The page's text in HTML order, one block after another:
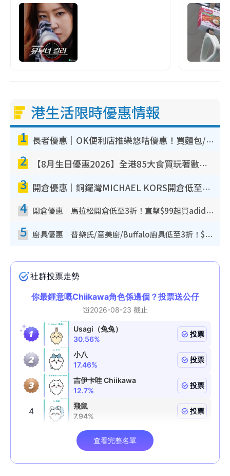
港生活限時優惠情報
1 長者優惠｜OK便利店推樂悠咭優惠！買麵包/牛奶/保健品拍卡即減
2 【8月生日優惠2026】全港85大食買玩著數攻略 自助餐/火鍋放題同行免費＋誠品/DONKI送現金券
3 開倉優惠｜銅鑼灣MICHAEL KORS開倉低至17折！直擊$500起買手袋/銀包/鞋款 必買經典Jet Set系列
4 開倉優惠｜馬拉松開倉低至3折！直擊$99起買adidas／New Balance／Puma鞋款 STANLEY保溫杯劈價至$119起
5 廚具優惠｜普樂氏/意美廚/Buffalo廚具低至3折！$89起買煎鍋／炒鑊／個人鍋 同場小家電激減至$99起